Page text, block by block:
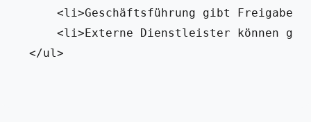
<li>Geschäftsführung gibt Freigaben
<li>Externe Dienstleister können